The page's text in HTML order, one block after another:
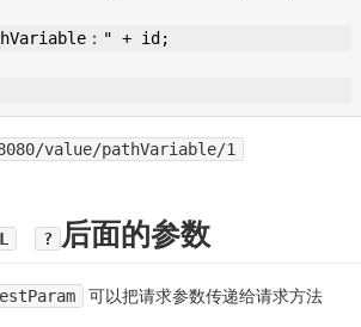
：" + id ;
value/pathVariable/1
? 后面的参数
可以把请求参数传递给请求方法